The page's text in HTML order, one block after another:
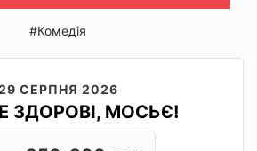
#Комедія
СЕРПНЯ 2026
ЗДОРОВІ, МОСЬЄ!